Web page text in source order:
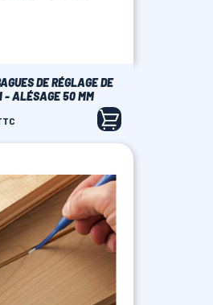
DE RÉGLAGE DE
- ALÉSAGE 50 MM